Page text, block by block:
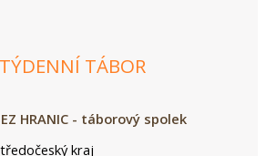
TÝDENNÍ TÁBOR
HRANIC - táborový spolek
kraj